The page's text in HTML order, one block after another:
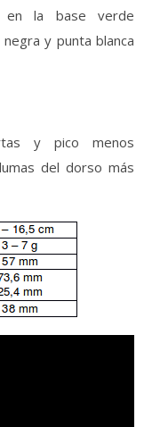
en la base verde
y punta blanca
y pico menos
del dorso más